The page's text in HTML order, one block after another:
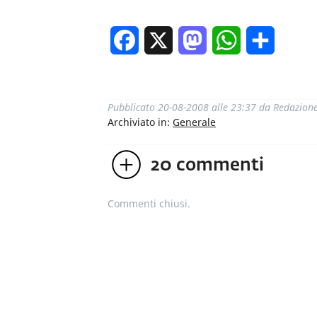
Facebook MastodonWhatsApp
Pubblicato 20-08-2008 alle 23:37 da
Archiviato in: Generale
20 commenti
Commenti chiusi.